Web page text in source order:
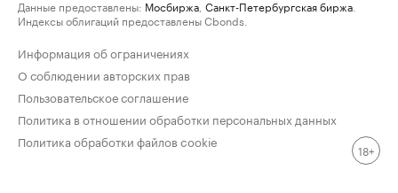
Данные предоставлены: Мосбиржа Санкт-Петербургская биржа
Индексы облигаций предоставлены Cbonds.
Информация об ограничениях
О соблюдении авторских прав
Пользовательское соглашение
Политика в отношении обработки персональных данных
Политика обработки файлов cookie
18+